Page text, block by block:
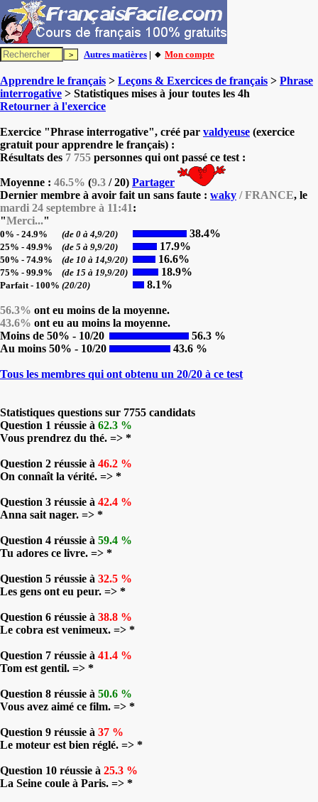
Autres matières | 🔸 Mon compte
Apprendre le français > Leçons & Exercices de français > Phrase
interrogative > Statistiques mises à jour toutes les 4h
Retourner à l'exercice
Exercice "Phrase interrogative", créé par valdyeuse (exercice
gratuit pour apprendre le français) :
Résultats des 7 755 personnes qui ont passé ce test :
Moyenne : 46.5% (9.3 / 20) Partager
Dernier membre à avoir fait un sans faute : waky / FRANCE, le
mardi 24 septembre à 11:41:
"Merci..."
0% - 24.9% (de 0 à 4,9/20) 38.4%
25% - 49.9% (de 5 à 9,9/20) 17.9%
50% - 74.9% (de 10 à 14,9/20) 16.6%
75% - 99.9% (de 15 à 19,9/20) 18.9%
Parfait - 100% (20/20) 8.1%
56.3% ont eu moins de la moyenne.
43.6% ont eu au moins la moyenne.
Moins de 50% - 10/20
56.3 %
Au moins 50% - 10/20
43.6 %
Tous les membres qui ont obtenu un 20/20 à ce test
Statistiques questions sur 7755 candidats
Question 1 réussie à 62.3 %
Vous prendrez du thé. => *
Question 2 réussie à 46.2 %
On connaît la vérité. => *
Question 3 réussie à 42.4 %
Anna sait nager. => *
Question 4 réussie à 59.4 %
Tu adores ce livre. => *
Question 5 réussie à 32.5 %
Les gens ont eu peur. => *
Question 6 réussie à 38.8 %
Le cobra est venimeux. => *
Question 7 réussie à 41.4 %
Tom est gentil. => *
Question 8 réussie à 50.6 %
Vous avez aimé ce film. => *
Question 9 réussie à 37 %
Le moteur est bien réglé. => *
Question 10 réussie à 25.3 %
La Seine coule à Paris. => *